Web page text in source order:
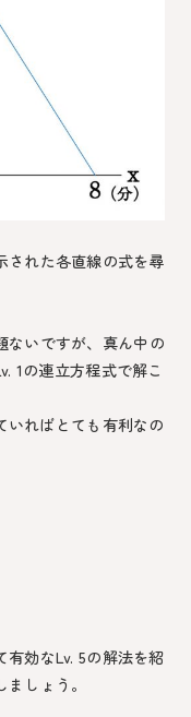
された各直線の式を尋
ないですが、真ん中の
1の連立方程式で解こ
いればとても有利なの
有効なLv. 5の解法を紹
しょう。